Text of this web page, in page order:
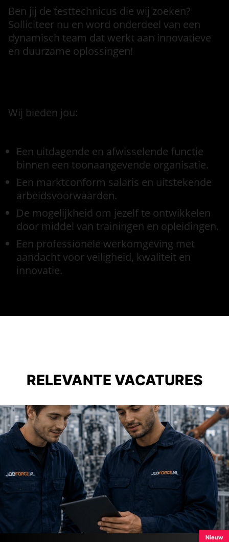
Ben jij de testtechnicus die wij zoeken?
Solliciteer nu en word onderdeel van een
dynamisch team dat werkt aan innovatieve
en duurzame oplossingen!
Wij bieden jou:
Een uitdagende en afwisselende functie
binnen een toonaangevende organisatie.
Een marktconform salaris en uitstekende
arbeidsvoorwaarden.
De mogelijkheid om jezelf te ontwikkelen
door middel van trainingen en opleidingen.
Een professionele werkomgeving met
aandacht voor veiligheid, kwaliteit en
innovatie.
RELEVANTE VACATURES
Nieuw